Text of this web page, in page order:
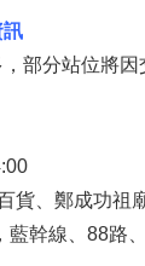
訊
部分站位將
貨、鄭成功祖
藍幹線、88路